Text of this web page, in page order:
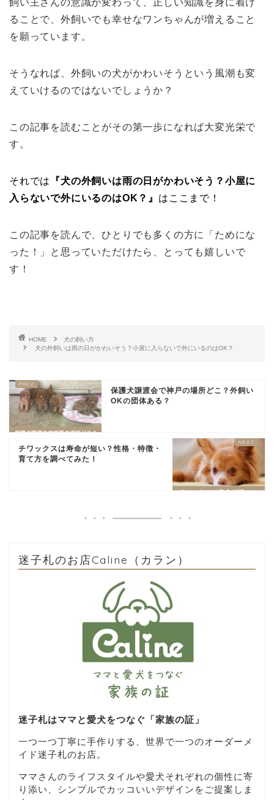
ることで、外飼いでも幸せなワンちゃんが増えること
を願っています。
そうなれば、外飼いの犬がかわいそうという風潮も変
えていけるのではないでしょうか？
この記事を読むことがその第一歩になれば大変光栄で
す。
それでは
『犬の外飼いは雨の日がかわいそう？小屋に
入らないで外にいるのはOK？』 はここまで！
この記事を読んで、ひとりでも多くの方に「ためにな
った！」と思っていただけたら、とっても嬉しいで
す！
HOME
犬の飼い方
犬の外飼いは雨の日がかわいそう？小屋に入らないで外にいるのはOK？
保護犬譲渡会で神戸の場所どこ？外飼い
OKの団体ある？
チワックスは寿命が短い？性格・特徴・
育て方を調べてみた！
迷子札のお店Caline（カラン）
迷子札はママと愛犬をつなぐ「家族の証」
一つ一つ丁寧に手作りする、世界で一つのオーダーメ
イド迷子札のお店。
ママさんのライフスタイルや愛犬それぞれの個性に寄
り添い、シンプルでカッコいいデザインをご提案しま